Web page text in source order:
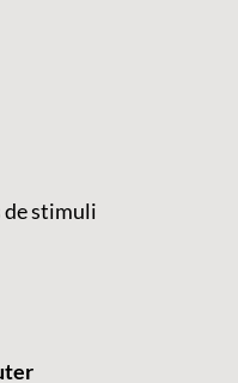
de stimuli